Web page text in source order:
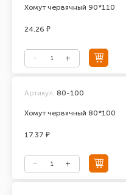
Хомут червячный 90*110
24.26 ₽
Хомут червячный 80*100
Артикул: 80-100
17.37 ₽